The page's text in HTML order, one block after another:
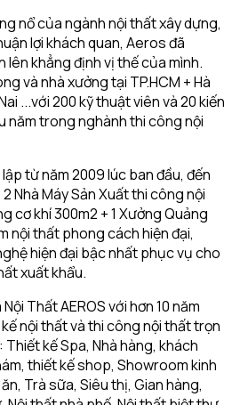
nổ của ngành nội thất xây dựng,
lợi khách quan, Aeros đã
khẳng định vị thế của mình.
và nhà xưởng tại TP.HCM + Hà
...với 200 kỹ thuật viên và 20 kiến
năm trong nghành thi công nội
từ năm 2009 lúc ban đầu, đến
Nhà Máy Sản Xuất thi công nội
cơ khí 300m2 + 1 Xưởng Quảng
nội thất phong cách hiện đại,
hiện đại bậc nhất phục vụ cho
xuất khẩu.
Thất AEROS với hơn 10 năm
nội thất và thi công nội thất trọn
kế Spa, Nhà hàng, khách
thiết kế shop, Showroom kinh
Trà sữa, Siêu thị, Gian hàng,